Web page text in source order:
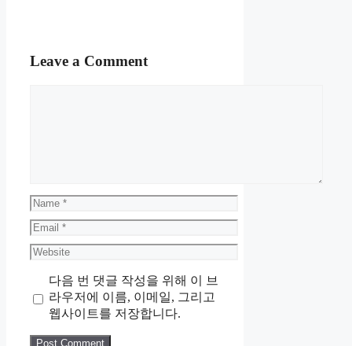
Leave a Comment
Name
Email
Website
다음 번 댓글 작성을 위해 이 브
라우저에 이름, 이메일, 그리고
웹사이트를 저장합니다.